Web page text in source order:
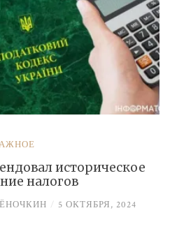
историческое
налогов
/ 5 ОКТЯБРЯ, 2024